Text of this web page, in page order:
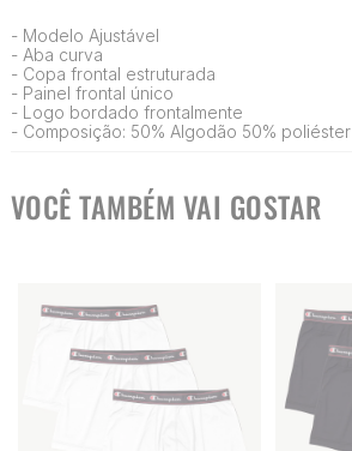
- Modelo Ajustável
- Aba curva
- Copa frontal estruturada
- Painel frontal único
- Logo bordado frontalmente
- Composição: 50% Algodão 50% poliéster
VOCÊ TAMBÉM VAI GOSTAR